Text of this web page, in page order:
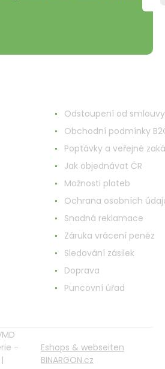
Odstoupení od smlouvy
Obchodní podmínky
Poptávky a veřejné
Jak objednávat ČR
Možnosti plateb
Ochrana osobních
Snadná reklamace
Záruka vrácení peněz
Sledování zásilek
Doprava
Puncovní úřad
-
Eshops & webseiten
BINARGON.cz